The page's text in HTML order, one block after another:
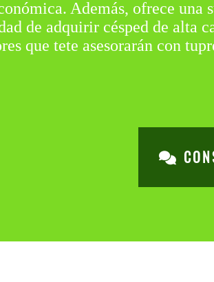
Además, ofrece una
de adquirir césped de alta
que tete asesorarán con